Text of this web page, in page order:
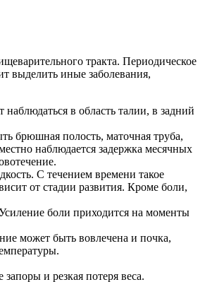
тракта. Периодическое
выделить иные заболевания,
в область талии, в задний
брюшная полость, маточная труба,
наблюдается задержка месячных
С течением времени такое
от стадии развития. Кроме боли,
боли приходится на моменты
может быть вовлечена и почка,
и резкая потеря веса.